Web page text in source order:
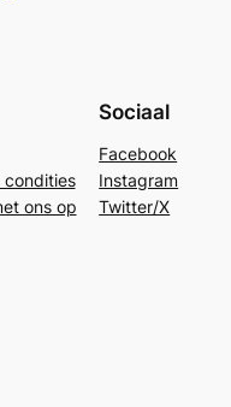
condities
ons op
Sociaal
Facebook
Instagram
Twitter/X